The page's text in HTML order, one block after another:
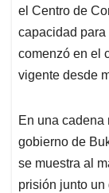
p
p
o
k
el Centro de
capacidad
comenzó en el
vigente desde
En una cadena
gobierno de
se muestra al
prisión junto un